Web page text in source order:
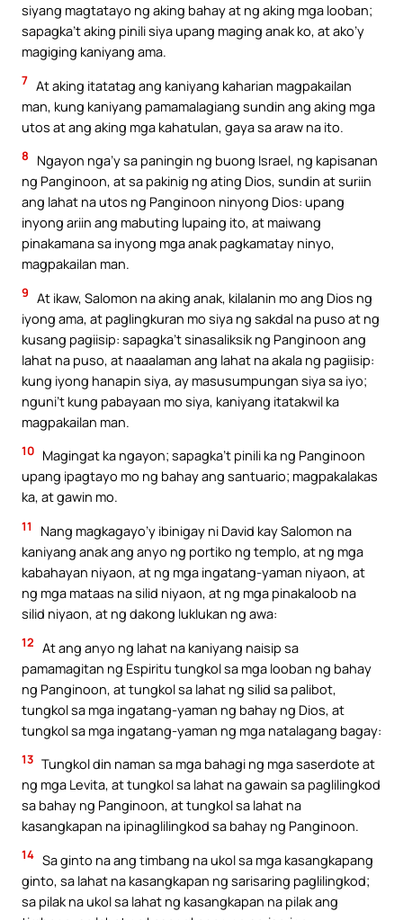
siyang magtatayo ng aking bahay at ng aking mga looban;
sapagka’t aking pinili siya upang maging anak ko, at ako’y
magiging kaniyang ama.
7 At aking itatatag ang kaniyang kaharian magpakailan
man, kung kaniyang pamamalagiang sundin ang aking mga
utos at ang aking mga kahatulan, gaya sa araw na ito.
8
Ngayon nga’y sa paningin ng buong Israel, ng kapisanan
ng Panginoon, at sa pakinig ng ating Dios, sundin at suriin
ang lahat na utos ng Panginoon ninyong Dios: upang
inyong ariin ang mabuting lupaing ito, at maiwang
pinakamana sa inyong mga anak pagkamatay ninyo,
magpakailan man.
9 At ikaw, Salomon na aking anak, kilalanin mo ang Dios ng
iyong ama, at paglingkuran mo siya ng sakdal na puso at ng
kusang pagiisip: sapagka’t sinasaliksik ng Panginoon ang
lahat na puso, at naaalaman ang lahat na akala ng pagiisip:
kung iyong hanapin siya, ay masusumpungan siya sa iyo;
nguni’t kung pabayaan mo siya, kaniyang itatakwil ka
magpakailan man.
10 Magingat ka ngayon; sapagka’t pinili ka ng Panginoon
upang ipagtayo mo ng bahay ang santuario; magpakalakas
ka, at gawin mo.
11
Nang magkagayo’y ibinigay ni David kay Salomon na
kaniyang anak ang anyo ng portiko ng templo, at ng mga
kabahayan niyaon, at ng mga ingatang-yaman niyaon, at
ng mga mataas na silid niyaon, at ng mga pinakaloob na
silid niyaon, at ng dakong luklukan ng awa:
12 At ang anyo ng lahat na kaniyang naisip sa
pamamagitan ng Espiritu tungkol sa mga looban ng bahay
ng Panginoon, at tungkol sa lahat ng silid sa palibot,
tungkol sa mga ingatang-yaman ng bahay ng Dios, at
tungkol sa mga ingatang-yaman ng mga natalagang bagay:
13 Tungkol din naman sa mga bahagi ng mga saserdote at
ng mga Levita, at tungkol sa lahat na gawain sa paglilingkod
sa bahay ng Panginoon, at tungkol sa lahat na
kasangkapan na ipinaglilingkod sa bahay ng Panginoon.
14 Sa ginto na ang timbang na ukol sa mga kasangkapang
ginto, sa lahat na kasangkapan ng sarisaring paglilingkod;
sa pilak na ukol sa lahat ng kasangkapan na pilak ang